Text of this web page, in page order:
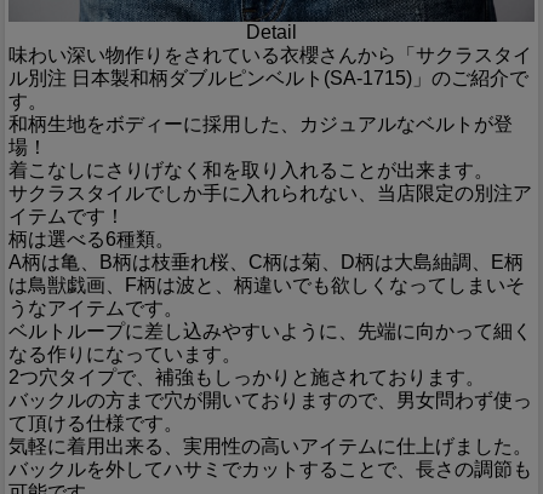
Detail
味わい深い物作りをされている衣櫻さんから「サクラスタイ
ル別注 日本製和柄ダブルピンベルト(SA-1715)」のご紹介で
す。
和柄生地をボディーに採用した、カジュアルなベルトが登
場！
着こなしにさりげなく和を取り入れることが出来ます。
サクラスタイルでしか手に入れられない、当店限定の別注ア
イテムです！
柄は選べる6種類。
A柄は亀、B柄は枝垂れ桜、C柄は菊、D柄は大島紬調、E柄
は鳥獣戯画、F柄は波と、柄違いでも欲しくなってしまいそ
うなアイテムです。
ベルトループに差し込みやすいように、先端に向かって細く
なる作りになっています。
2つ穴タイプで、補強もしっかりと施されております。
バックルの方まで穴が開いておりますので、男女問わず使っ
て頂ける仕様です。
気軽に着用出来る、実用性の高いアイテムに仕上げました。
バックルを外してハサミでカットすることで、長さの調節も